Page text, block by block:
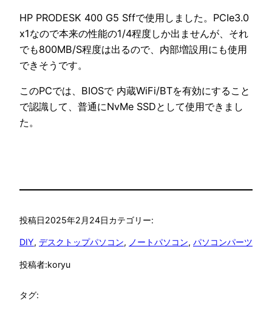
HP PRODESK 400 G5 Sffで使用しました。PCIe3.0
x1なので本来の性能の1/4程度しか出ませんが、それ
でも800MB/S程度は出るので、内部増設用にも使用
できそうです。
このPCでは、BIOSで 内蔵WiFi/BTを有効にすること
で認識して、普通にNvMe SSDとして使用できまし
た。
投稿日2025年2月24日カテゴリー:
DIY, デスクトップパソコン, ノートパソコン, パソコンパーツ
投稿者:koryu
タグ: